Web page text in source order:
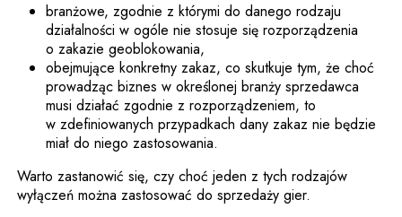
branżowe, zgodnie z którymi do danego rodzaju
działalności w ogóle nie stosuje się rozporządzenia
o zakazie geoblokowania,
obejmujące konkretny zakaz, co skutkuje tym, że choć
prowadząc biznes w określonej branży sprzedawca
musi działać zgodnie z rozporządzeniem, to
w zdefiniowanych przypadkach dany zakaz nie będzie
miał do niego zastosowania.
Warto zastanowić się, czy choć jeden z tych rodzajów
wyłączeń można zastosować do sprzedaży gier.